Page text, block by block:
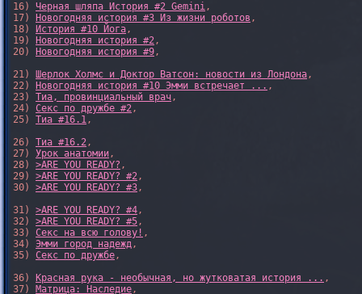
16) Черная шляпа История #2 Gemini,
17)
Новогодняя история #3 Из жизни роботов ,
18)
История #10 Йога,
19)
Новогодняя история #2,
20)
Новогодняя история #9,
21) Шерлок Холмс и Доктор Ватсон: новости из Лондона,
22)
Новогодняя история #10 Эмми встречает ... ,
23) Тиа, провинциальный врач,
24) Секс по дружбе #2,
25) Тиа #16.1,
26) Тиа #16.2,
27) Урок анатомии,
28) >ARE YOU READY? ,
29) >ARE YOU READY? #2,
30) >ARE YOU READY? #3,
31) >ARE YOU READY? #4,
32) >ARE YOU READY? #5,
33) Секс на всю голову! ,
34) Эмми город надежд,
35) Секс по дружбе,
36)
Красная рука - необычная, но жутковатая история ... ,
37) Матрица: Наследие,